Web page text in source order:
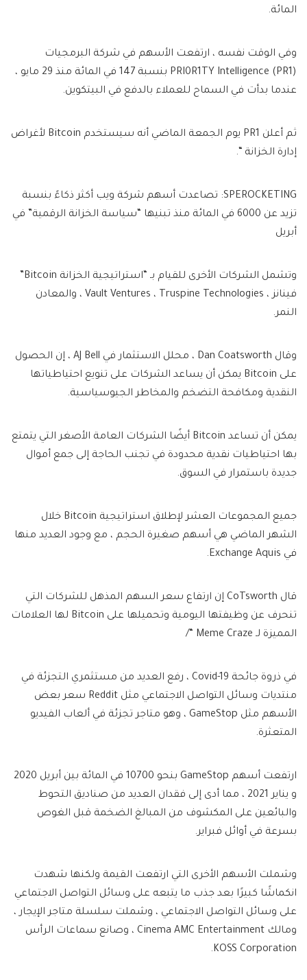
المائة.
وفي الوقت نفسه ، ارتفعت الأسهم في شركة البرمجيات
PRI0R1TY Intelligence (PR1) بنسبة 147 في المائة منذ 29 مايو ،
عندما بدأت في السماح للعملاء بالدفع في البيتكوين.
ثم أعلن PR1 يوم الجمعة الماضي أنه سيستخدم Bitcoin لأغراض
إدارة الخزانة “.
SPEROCKETING: تصاعدت أسهم شركة ويب أكثر ذكاءً بنسبة
تزيد عن 6000 في المائة منذ تبنيها “سياسة الخزانة الرقمية” في
أبريل
وتشمل الشركات الأخرى للقيام بـ “استراتيجية الخزانة Bitcoin”
فينانز ، Vault Ventures ، Truspine Technologies ، والمعادن
النمر.
وقال Dan Coatsworth ، محلل الاستثمار في AJ Bell ، إن الحصول
على Bitcoin يمكن أن يساعد الشركات على تنويع احتياطياتها
النقدية ومكافحة التضخم والمخاطر الجيوسياسية.
يمكن أن تساعد Bitcoin أيضًا الشركات العامة الأصغر التي يتمتع
بها احتياطيات نقدية محدودة في تجنب الحاجة إلى جمع أموال
جديدة باستمرار في السوق.
جميع المجموعات العشر لإطلاق استراتيجية Bitcoin خلال
الشهر الماضي هي أسهم صغيرة الحجم ، مع وجود العديد منها
في Exchange Aquis.
قال CoTsworth إن ارتفاع سعر السهم المذهل للشركات التي
تنحرف عن وظيفتها اليومية وتحميلها على Bitcoin لها العلامات
المميزة لـ Meme Craze “/
في ذروة جائحة Covid-19 ، رفع العديد من مستثمري التجزئة في
منتديات وسائل التواصل الاجتماعي مثل Reddit سعر بعض
الأسهم مثل GameStop ، وهو متاجر تجزئة في ألعاب الفيديو
المتعثرة.
ارتفعت أسهم GameStop بنحو 10700 في المائة بين أبريل 2020
و يناير 2021 ، مما أدى إلى فقدان العديد من صناديق التحوط
والبائعين على المكشوف من المبالغ الضخمة قبل الغوص
بسرعة في أوائل فبراير.
وشملت الأسهم الأخرى التي ارتفعت القيمة ولكنها شهدت
انكماشًا كبيرًا بعد جذب ما يتبعه على وسائل التواصل الاجتماعي
على وسائل التواصل الاجتماعي ، وشملت سلسلة متاجر الإيجار ،
ومالك Cinema AMC Entertainment ، وصانع سماعات الرأس
KOSS Corporation.